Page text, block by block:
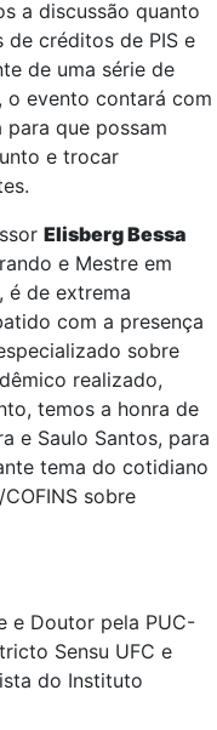
a discussão quanto
de créditos de PIS e
de uma série de
o evento contará com
para que possam
e trocar
Elisberg Bessa
e Mestre em
é de extrema
com a presença
sobre
realizado,
temos a honra de
e Saulo Santos, para
tema do cotidiano
sobre
e Doutor pela PUC-
Sensu UFC e
do Instituto